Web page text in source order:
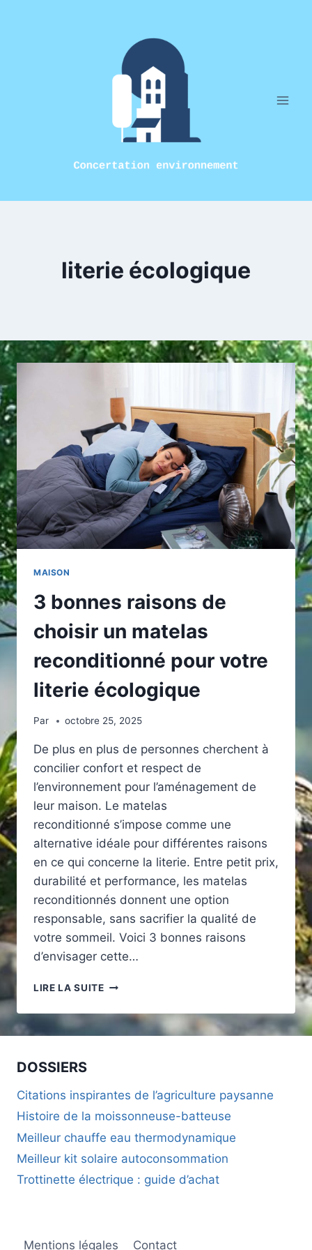
literie écologique
MAISON
3 bonnes raisons de
choisir un matelas
reconditionné pour votre
literie écologique
Par octobre 25, 2025
De plus en plus de personnes cherchent à
concilier confort et respect de
l’environnement pour l’aménagement de
leur maison. Le matelas
reconditionné s’impose comme une
alternative idéale pour différentes raisons
en ce qui concerne la literie. Entre petit prix,
durabilité et performance, les matelas
reconditionnés donnent une option
responsable, sans sacrifier la qualité de
votre sommeil. Voici 3 bonnes raisons
d’envisager cette…
LIRE LA SUITE3
RAISONS
POUR
VOTRE
LITERIE
ÉCOLOGIQUE
DOSSIERS
Citations inspirantes de l’agriculture paysanne
Histoire de la moissonneuse-batteuse
Meilleur chauffe eau thermodynamique
Meilleur kit solaire autoconsommation
Trottinette électrique : guide d’achat
Mentions légales Contact